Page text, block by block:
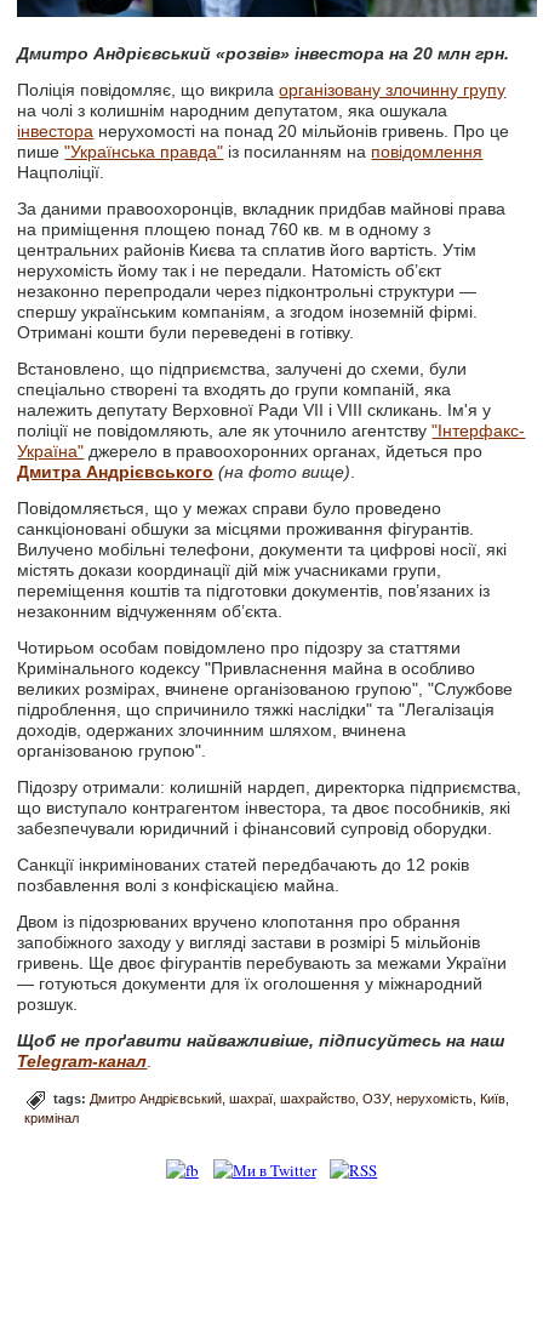
Дмитро Андрієвський «розвів» інвестора на 20 млн грн.
Поліція повідомляє, що викрилаорганізовану злочинну групу
на чолі з колишнім народним депутатом, яка ошукала
інвестора нерухомості на понад 20 мільйонів гривень. Про це
пише"Українська правда" із посиланням на повідомлення
Нацполіції.
За даними правоохоронців, вкладник придбав майнові права
на приміщення площею понад 760 кв. м в одному з
центральних районів Києва та сплатив його вартість. Утім
нерухомість йому так і не передали. Натомість об’єкт
незаконно перепродали через підконтрольні структури —
спершу українським компаніям, а згодом іноземній фірмі.
Отримані кошти були переведені в готівку.
Встановлено, що підприємства, залучені до схеми, були
спеціально створені та входять до групи компаній, яка
належить депутату Верховної Ради VII і VIII скликань. Ім'я у
поліції не повідомляють, але як уточнило агентству"Інтерфакс-
Україна" джерело в правоохоронних органах, йдеться про
Дмитра Андрієвського (на фото вище)
Повідомляється, що у межах справи було проведено
санкціоновані обшуки за місцями проживання фігурантів.
Вилучено мобільні телефони, документи та цифрові носії, які
містять докази координації дій між учасниками групи,
переміщення коштів та підготовки документів, пов’язаних із
незаконним відчуженням об’єкта.
Чотирьом особам повідомлено про підозру за статтями
Кримінального кодексу "Привласнення майна в особливо
великих розмірах, вчинене організованою групою", "Службове
підроблення, що спричинило тяжкі наслідки" та "Легалізація
доходів, одержаних злочинним шляхом, вчинена
організованою групою".
Підозру отримали: колишній нардеп, директорка підприємства,
що виступало контрагентом інвестора, та двоє пособників, які
забезпечували юридичний і фінансовий супровід оборудки.
Санкції інкримінованих статей передбачають до 12 років
позбавлення волі з конфіскацією майна.
Двом із підозрюваних вручено клопотання про обрання
запобіжного заходу у вигляді застави в розмірі 5 мільйонів
гривень. Ще двоє фігурантів перебувають за межами України
— готуються документи для їх оголошення у міжнародний
розшук.
Щоб не проґавити найважливіше, підписуйтесь на наш
Telegram-канал
tags: Дмитро Андрієвський шахраї шахрайство ОЗУ нерухомість Київ
кримінал